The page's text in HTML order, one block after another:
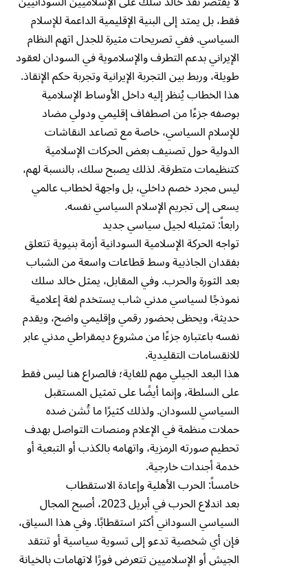
فقط، بل يمتد إلى البنية الإقليمية الداعمة للإسلام
السياسي. ففي تصريحات مثيرة للجدل اتهم النظام
الإيراني بدعم التطرف والإسلاموية في السودان لعقود
طويلة، وربط بين التجربة الإيرانية وتجربة حكم الإنقاذ.
هذا الخطاب يُنظر إليه داخل الأوساط الإسلامية
بوصفه جزءًا من اصطفاف إقليمي ودولي مضاد
للإسلام السياسي، خاصة مع تصاعد النقاشات
الدولية حول تصنيف بعض الحركات الإسلامية
كتنظيمات متطرفة. لذلك يصبح سلك، بالنسبة لهم،
ليس مجرد خصم داخلي، بل واجهة لخطاب عالمي
يسعى إلى تجريم الإسلام السياسي نفسه.
رابعاً: تمثيله لجيل سياسي جديد
تواجه الحركة الإسلامية السودانية أزمة بنيوية تتعلق
بفقدان الجاذبية وسط قطاعات واسعة من الشباب
بعد الثورة والحرب. وفي المقابل، يمثل خالد سلك
نموذجًا لسياسي مدني شاب يستخدم لغة إعلامية
حديثة، ويحظى بحضور رقمي وإقليمي واضح، ويقدم
نفسه باعتباره جزءًا من مشروع ديمقراطي مدني عابر
للانقسامات التقليدية.
هذا البعد الجيلي مهم للغاية؛ فالصراع هنا ليس فقط
على السلطة، وإنما أيضًا على تمثيل المستقبل
السياسي للسودان. ولذلك كثيرًا ما تُشن ضده
حملات منظمة في الإعلام ومنصات التواصل بهدف
تحطيم صورته الرمزية، واتهامه بالكذب أو التبعية أو
خدمة أجندات خارجية.
خامساً: الحرب الأهلية وإعادة الاستقطاب
بعد اندلاع الحرب في أبريل 2023، أصبح المجال
السياسي السوداني أكثر استقطابًا. وفي هذا السياق،
فإن أي شخصية تدعو إلى تسوية سياسية أو تنتقد
الجيش أو الإسلاميين تتعرض فورًا لاتهامات بالخيانة